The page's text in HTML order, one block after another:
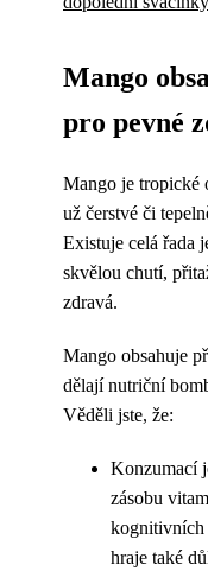
Mango
pro pevné
Mango je tropické
už čerstvé či
Existuje celá řada
skvělou chutí,
zdravá.
Mango obsahuje
dělají nutriční
Věděli jste, že:
Konzumací
zásobu
kognitivních
hraje také